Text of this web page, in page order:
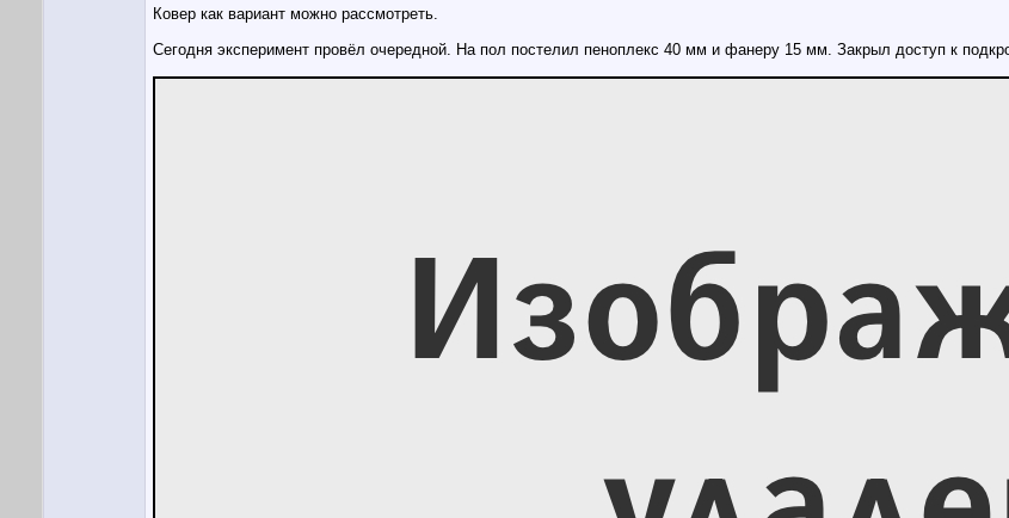
Ковер как вариант можно рассмотреть.
Сегодня эксперимент провёл очередной. На пол постелил пеноплекс 40 мм и фанеру 15 мм. Закрыл доступ к